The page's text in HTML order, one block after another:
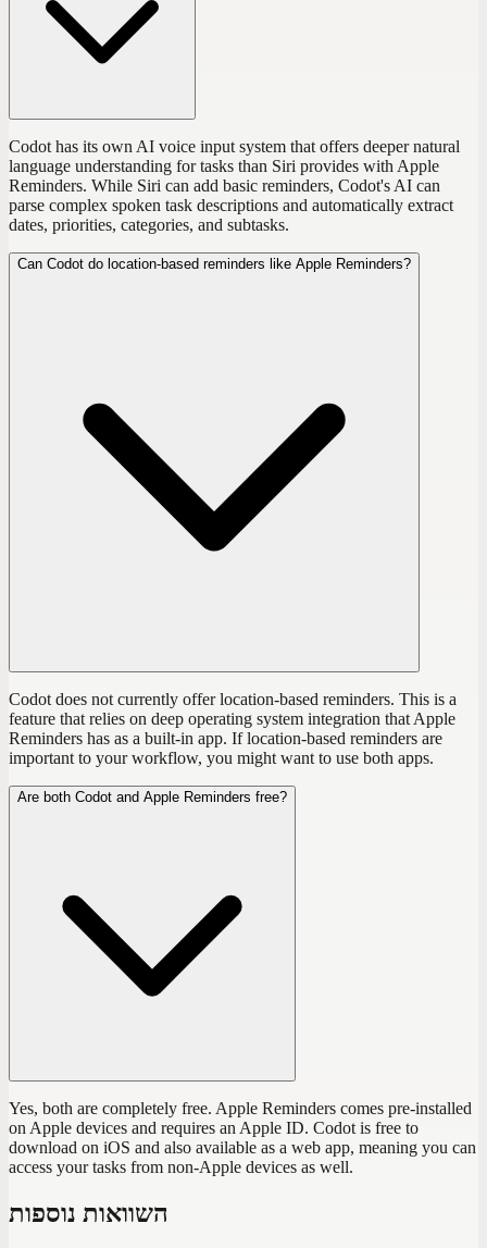
Codot has its own AI voice input system that offers deeper natural
language understanding for tasks than Siri provides with Apple
Reminders. While Siri can add basic reminders, Codot's AI can
parse complex spoken task descriptions and automatically extract
dates, priorities, categories, and subtasks.
Can Codot do location-based reminders like Apple Reminders?
Codot does not currently offer location-based reminders. This is a
feature that relies on deep operating system integration that Apple
Reminders has as a built-in app. If location-based reminders are
important to your workflow, you might want to use both apps.
Are both Codot and Apple Reminders free?
Yes, both are completely free. Apple Reminders comes pre-installed
on Apple devices and requires an Apple ID. Codot is free to
download on iOS and also available as a web app, meaning you can
access your tasks from non-Apple devices as well.
השוואות נוספות